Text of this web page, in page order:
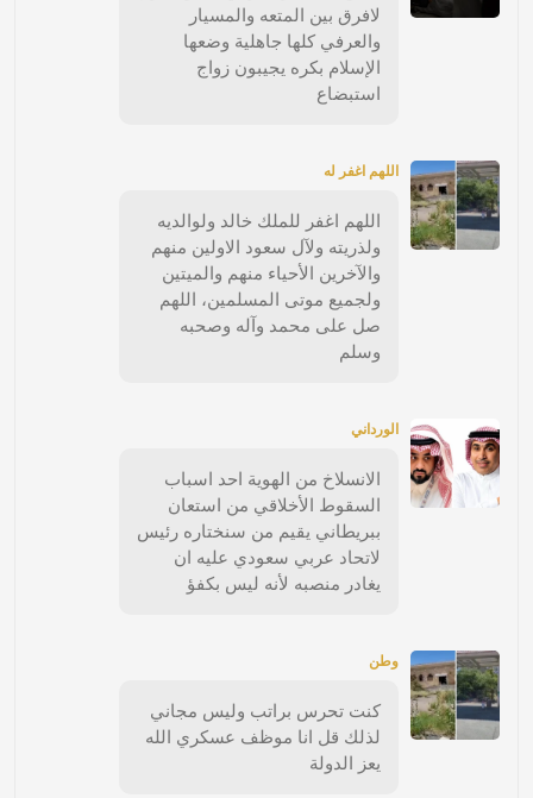
لافرق بين المتعه والمسيار
والعرفي كلها جاهلية وضعها
الإسلام بكره يجيبون زواج
استبضاع
اللهم اغفر له
اللهم اغفر للملك خالد ولوالديه
ولذريته ولآل سعود الاولين منهم
والآخرين الأحياء منهم والميتين
ولجميع موتى المسلمين، اللهم
صل على محمد وآله وصحبه
وسلم
الورداني
الانسلاخ من الهوية احد اسباب
السقوط الأخلاقي من استعان
ببريطاني يقيم من سنختاره رئيس
لاتحاد عربي سعودي عليه ان
يغادر منصبه لأنه ليس بكفؤ
وطن
كنت تحرس براتب وليس مجاني
لذلك قل انا موظف عسكري الله
يعز الدولة